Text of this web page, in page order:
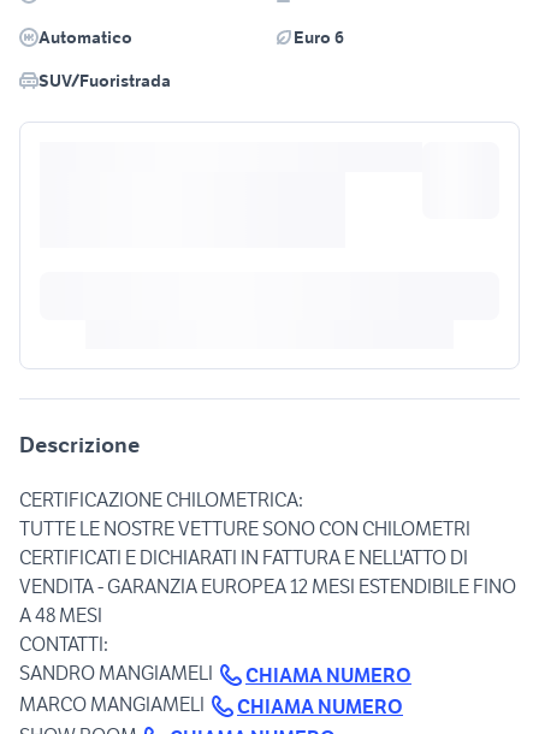
Automatico
Euro 6
SUV/Fuoristrada
Descrizione
CERTIFICAZIONE CHILOMETRICA:
TUTTE LE NOSTRE VETTURE SONO CON CHILOMETRI
CERTIFICATI E DICHIARATI IN FATTURA E NELL'ATTO DI
VENDITA - GARANZIA EUROPEA 12 MESI ESTENDIBILE FINO
A 48 MESI
CONTATTI:
SANDRO MANGIAMELI
CHIAMA NUMERO
MARCO MANGIAMELI
CHIAMA NUMERO